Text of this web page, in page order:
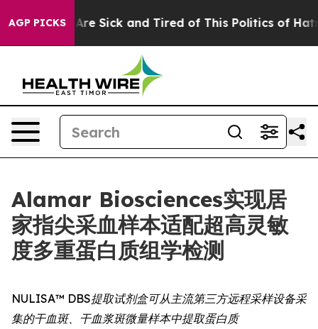
AGP PICKSAre Sick and Tired of This Politics of Hatred”
Alamar Biosciences实现居
家指尖采血样本适配超高灵敏
度多重蛋白质组学检测
NULISA™ DBS提取试剂盒可从主流第三方远程采样设备采
集的干血斑、干血浆斑微量样本中提取蛋白质